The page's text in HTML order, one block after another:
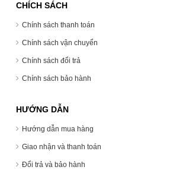
CHÍCH SÁCH
Chính sách thanh toán
Chính sách vận chuyển
Chính sách đổi trả
Chính sách bảo hành
HƯỚNG DẪN
Hướng dẫn mua hàng
Giao nhận và thanh toán
Đổi trả và bảo hành